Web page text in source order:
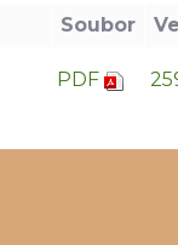
Soubor
PDF